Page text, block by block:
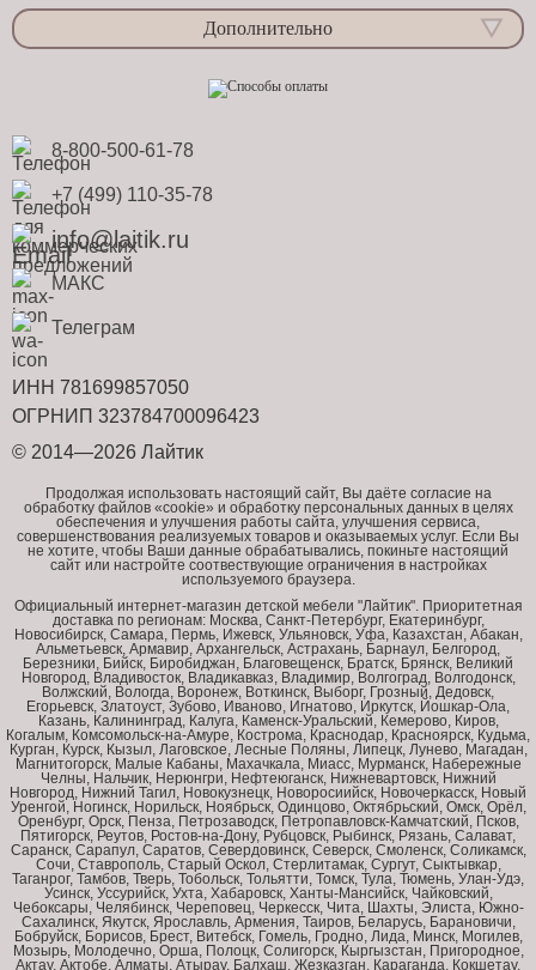
Дополнительно
8-800-500-61-78
+7 (499) 110-35-78
info@laitik.ru
МАКС
Телеграм
ИНН 781699857050
ОГРНИП 323784700096423
© 2014—2026 Лайтик
Продолжая использовать настоящий сайт, Вы даёте согласие на
обработку файлов «cookie» и обработку персональных данных в целях
обеспечения и улучшения работы сайта, улучшения сервиса,
совершенствования реализуемых товаров и оказываемых услуг. Если Вы
не хотите, чтобы Ваши данные обрабатывались, покиньте настоящий
сайт или настройте соотвествующие ограничения в настройках
используемого браузера.
Официальный интернет-магазин детской мебели "Лайтик". Приоритетная
доставка по регионам: Москва, Санкт-Петербург, Екатеринбург,
Новосибирск, Самара, Пермь, Ижевск, Ульяновск, Уфа, Казахстан, Абакан,
Альметьевск, Армавир, Архангельск, Астрахань, Барнаул, Белгород,
Березники, Бийск, Биробиджан, Благовещенск, Братск, Брянск, Великий
Новгород, Владивосток, Владикавказ, Владимир, Волгоград, Волгодонск,
Волжский, Вологда, Воронеж, Воткинск, Выборг, Грозный, Дедовск,
Егорьевск, Златоуст, Зубово, Иваново, Игнатово, Иркутск, Йошкар-Ола,
Казань, Калининград, Калуга, Каменск-Уральский, Кемерово, Киров,
Когалым, Комсомольск-на-Амуре, Кострома, Краснодар, Красноярск, Кудьма,
Курган, Курск, Кызыл, Лаговское, Лесные Поляны, Липецк, Лунево, Магадан,
Магнитогорск, Малые Кабаны, Махачкала, Миасс, Мурманск, Набережные
Челны, Нальчик, Нерюнгри, Нефтеюганск, Нижневартовск, Нижний
Новгород, Нижний Тагил, Новокузнецк, Новоросиийск, Новочеркасск, Новый
Уренгой, Ногинск, Норильск, Ноябрьск, Одинцово, Октябрьский, Омск, Орёл,
Оренбург, Орск, Пенза, Петрозаводск, Петропавловск-Камчатский, Псков,
Пятигорск, Реутов, Ростов-на-Дону, Рубцовск, Рыбинск, Рязань, Салават,
Саранск, Сарапул, Саратов, Севердовинск, Северск, Смоленск, Соликамск,
Сочи, Ставрополь, Старый Оскол, Стерлитамак, Сургут, Сыктывкар,
Таганрог, Тамбов, Тверь, Тобольск, Тольятти, Томск, Тула, Тюмень, Улан-Удэ,
Усинск, Уссурийск, Ухта, Хабаровск, Ханты-Мансийск, Чайковский,
Чебоксары, Челябинск, Череповец, Черкесск, Чита, Шахты, Элиста, Южно-
Сахалинск, Якутск, Ярославль, Армения, Таиров, Беларусь, Барановичи,
Бобруйск, Борисов, Брест, Витебск, Гомель, Гродно, Лида, Минск, Могилев,
Мозырь, Молодечно, Орша, Полоцк, Солигорск, Кыргызстан, Пригородное,
Актау, Актобе, Алматы, Атырау, Балхаш, Жезказган, Караганда, Кокшетау,